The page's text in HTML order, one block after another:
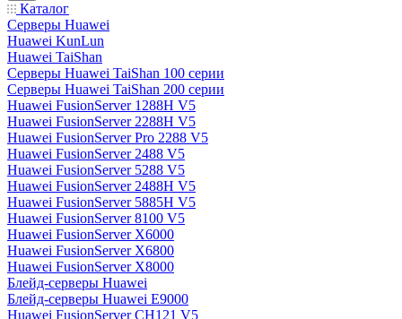
Каталог
Серверы Huawei
Huawei KunLun
Huawei TaiShan
Серверы Huawei TaiShan 100 серии
Серверы Huawei TaiShan 200 серии
Huawei FusionServer 1288H V5
Huawei FusionServer 2288H V5
Huawei FusionServer Pro 2288 V5
Huawei FusionServer 2488 V5
Huawei FusionServer 5288 V5
Huawei FusionServer 2488H V5
Huawei FusionServer 5885H V5
Huawei FusionServer 8100 V5
Huawei FusionServer X6000
Huawei FusionServer X6800
Huawei FusionServer X8000
Блейд-серверы Huawei
Блейд-серверы Huawei E9000
Huawei FusionServer CH121 V5